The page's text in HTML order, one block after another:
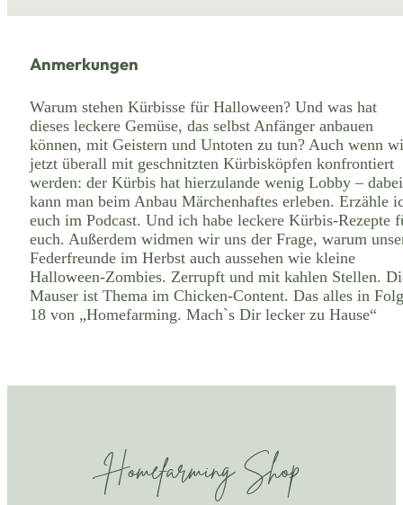
Anmerkungen
Warum stehen Kürbisse für Halloween? Und was hat
dieses leckere Gemüse, das selbst Anfänger anbauen
können, mit Geistern und Untoten zu tun? Auch wenn
jetzt überall mit geschnitzten Kürbisköpfen konfrontiert
werden: der Kürbis hat hierzulande wenig Lobby – dabei
kann man beim Anbau Märchenhaftes erleben. Erzähle
euch im Podcast. Und ich habe leckere Kürbis-Rezepte
euch. Außerdem widmen wir uns der Frage, warum
Federfreunde im Herbst auch aussehen wie kleine
Halloween-Zombies. Zerrupft und mit kahlen Stellen.
Mauser ist Thema im Chicken-Content. Das alles in
18 von „Homefarming. Mach`s Dir lecker zu Hause“
Homefarming Shop